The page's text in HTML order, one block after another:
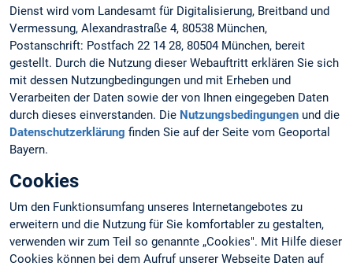
Dienst wird vom Landesamt für Digitalisierung, Breitband und
Vermessung, Alexandrastraße 4, 80538 München,
Postanschrift: Postfach 22 14 28, 80504 München, bereit
gestellt. Durch die Nutzung dieser Webauftritt erklären Sie sich
mit dessen Nutzungbedingungen und mit Erheben und
Verarbeiten der Daten sowie der von Ihnen eingegeben Daten
durch dieses einverstanden. Die Nutzungsbedingungen und die
Datenschutzerklärung finden Sie auf der Seite vom Geoportal
Bayern.
Cookies
Um den Funktionsumfang unseres Internetangebotes zu
erweitern und die Nutzung für Sie komfortabler zu gestalten,
verwenden wir zum Teil so genannte „Cookies". Mit Hilfe dieser
Cookies können bei dem Aufruf unserer Webseite Daten auf